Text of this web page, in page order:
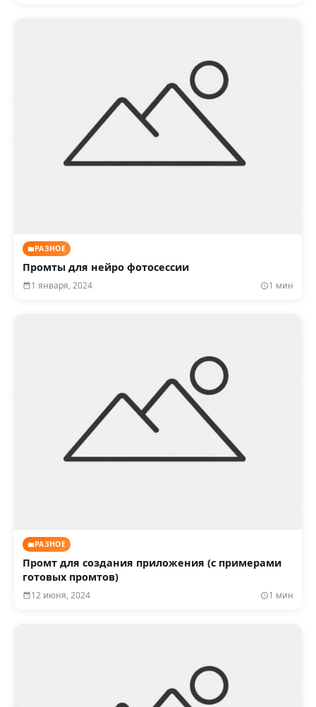
РАЗНОЕ
Промты для нейро фотосессии
1 января, 2024 1 мин
РАЗНОЕ
Промт для создания приложения (с примерами
готовых промтов)
12 июня, 2024 1 мин